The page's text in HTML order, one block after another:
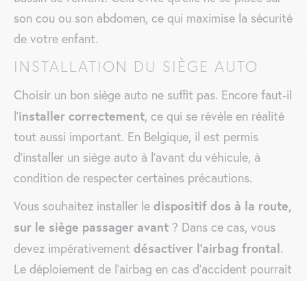
son cou ou son abdomen, ce qui maximise la sécurité​
de votre enfant.
INSTALLATION DU SIÈGE AUTO
Choisir un bon siège auto ne suffit pas. Encore faut-il
l’installer correctement, ce qui se révèle en réalité
tout aussi important. En Belgique, il est permis
d’installer un siège auto à l’avant du véhicule, à
condition de respecter certaines précautions.
Vous souhaitez installer le dispositif dos à la route,
sur le siège passager avant ? Dans ce cas, vous
devez impérativement désactiver l’airbag frontal.
Le déploiement de l’airbag en cas d’accident pourrait